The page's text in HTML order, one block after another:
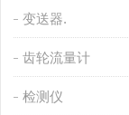
变送器.
齿轮流量计
检测仪